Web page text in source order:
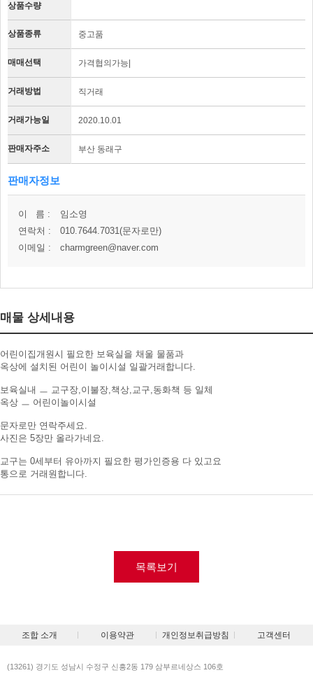
상품수량
상품종류 중고품
매매선택 가격협의가능|
거래방법 직거래
거래가능일 2020.10.01
판매자주소 부산 동래구
판매자정보
이 름 :
임소영
연락처 :
010.7644.7031(문자로만)
이메일 :
charmgreen@naver.com
매물 상세내용
어린이집개원시 필요한 보육실을 채울 물품과
옥상에 설치된 어린이 놀이시설 일괄거래합니다.
보육실내 ㅡ 교구장,이불장,책상,교구,동화책 등 일체
옥상 ㅡ 어린이놀이시설
문자로만 연락주세요.
사진은 5장만 올라가네요.
교구는 0세부터 유아까지 필요한 평가인증용 다 있고요
통으로 거래원합니다.
목록보기
조합 소개 이용약관 개인정보취급방침 고객센터
(13261) 경기도 성남시 수정구 신흥2동 179 삼부르네상스 106호